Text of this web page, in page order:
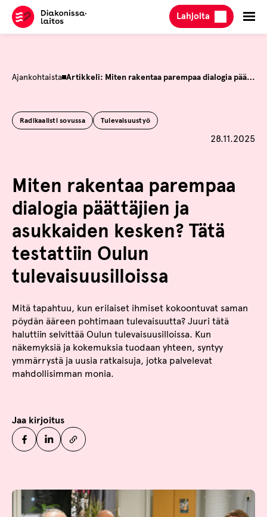
Hyppää
sisältöön
Lahjoita
Ajankohtaista Artikkeli: Miten rakentaa parempaa dialogia päättäjien ja asukkaiden kesken? Tätä testattiin Oulun tulevaisuusilloissa
Radikaalisti sovussa Tulevaisuustyö
Julkaistu
28.11.2025
Miten rakentaa parempaa
dialogia päättäjien ja
asukkaiden kesken? Tätä
testattiin Oulun
tulevaisuusilloissa
Mitä tapahtuu, kun erilaiset ihmiset kokoontuvat saman
pöydän ääreen pohtimaan tulevaisuutta? Juuri tätä
haluttiin selvittää Oulun tulevaisuusilloissa. Kun
näkemyksiä ja kokemuksia tuodaan yhteen, syntyy
ymmärrystä ja uusia ratkaisuja, jotka palvelevat
mahdollisimman monia.
Jaa kirjoitus